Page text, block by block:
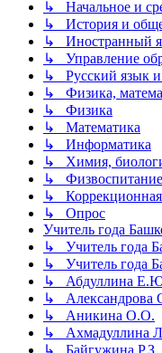
↳ Начальное и
↳ История и
↳ Иностранный
↳ Управление
↳ Русский язык и
↳ Физика,
↳ Физика
↳ Математика
↳ Информатика
↳ Химия,
↳
↳ Коррекционная
↳ Опрос
Учитель года
↳ Учитель года
↳ Учитель года
↳ Абдуллина
↳ Александрова
↳ Аникина О.О.
↳ Ахмадуллина
↳ Байгужина Р.З.